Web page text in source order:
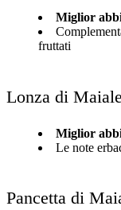
Miglior
fruttati
Lonza di
Miglior
Le note
Pancetta di